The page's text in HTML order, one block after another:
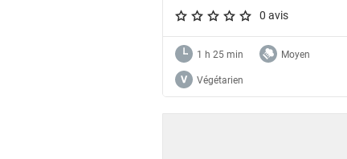
A star rating of 0 out of 5.
0 avis
1 h 25 min
Moyen
Végétarien